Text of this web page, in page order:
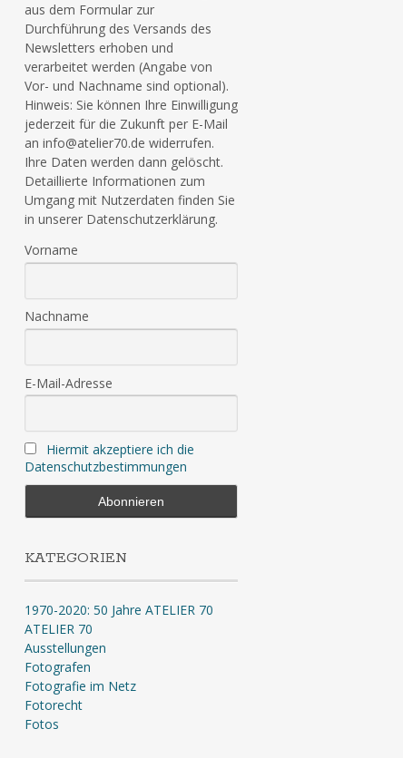
aus dem Formular zur
Durchführung des Versands des
Newsletters erhoben und
verarbeitet werden (Angabe von
Vor- und Nachname sind optional).
Hinweis: Sie können Ihre Einwilligung
jederzeit für die Zukunft per E-Mail
an info@atelier70.de widerrufen.
Ihre Daten werden dann gelöscht.
Detaillierte Informationen zum
Umgang mit Nutzerdaten finden Sie
in unserer Datenschutzerklärung.
Vorname
Nachname
E-Mail-Adresse
Hiermit akzeptiere ich die
Datenschutzbestimmungen
KATEGORIEN
1970-2020: 50 Jahre ATELIER 70
ATELIER 70
Ausstellungen
Fotografen
Fotografie im Netz
Fotorecht
Fotos